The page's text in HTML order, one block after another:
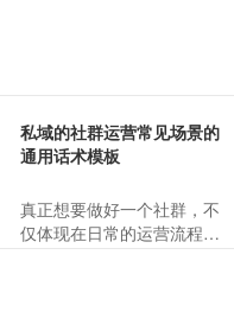
私域的社群运营常见场景的
通用话术模板
真正想要做好一个社群，不
仅体现在日常的运营流程